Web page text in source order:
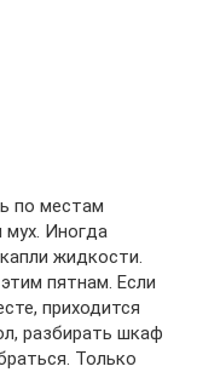
по местам
мух. Иногда
жидкости.
пятнам. Если
приходится
разбирать шкаф
Только